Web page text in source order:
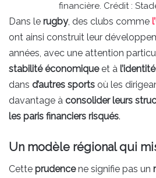
financière. Crédit :
Dans le rugby, des clubs comme
ont ainsi construit leur
années, avec une attention
stabilité économiqueet à
dans d’autres sports où les
davantage à consolider leurs
les paris financiers risqués.
Un modèle régional qui
Cette prudencene signifie pas un